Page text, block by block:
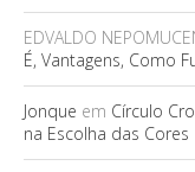
EDVALDO
É, Vantagens, Como
Jonque em Círculo
na Escolha das Cores